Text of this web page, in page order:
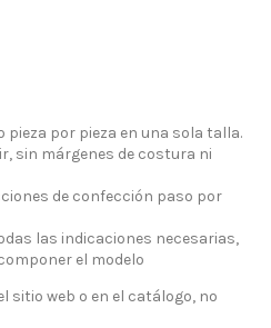
por pieza en una sola talla.
sin márgenes de costura ni
de confección paso por
las indicaciones necesarias,
el modelo
sitio web o en el catálogo, no